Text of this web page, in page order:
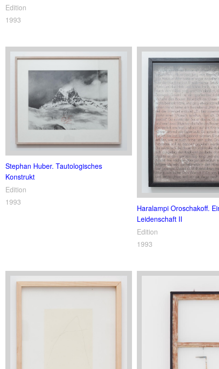
Edition
1993
Stephan Huber. Tautologisches
Konstrukt
Edition
1993
Haralampi Oroschakoff.
Leidenschaft II
Edition
1993